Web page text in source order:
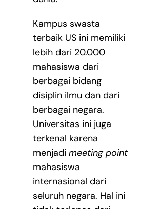
Kampus swasta
terbaik US ini memiliki
lebih dari 20.000
mahasiswa dari
berbagai bidang
disiplin ilmu dan dari
berbagai negara.
Universitas ini juga
terkenal karena
menjadi meeting point
mahasiswa
internasional dari
seluruh negara. Hal ini